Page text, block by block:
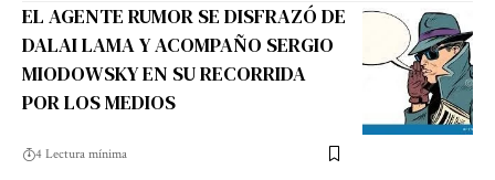
EL AGENTE RUMOR SE DISFRAZÓ DE
DALAI LAMA Y ACOMPAÑO SERGIO
MIODOWSKY EN SU RECORRIDA
POR LOS MEDIOS
4 Lectura mínima